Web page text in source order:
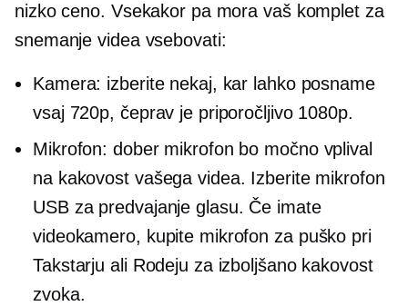
nizko ceno. Vsekakor pa mora vaš komplet za
snemanje videa vsebovati:
Kamera: izberite nekaj, kar lahko posname
vsaj 720p, čeprav je priporočljivo 1080p.
Mikrofon: dober mikrofon bo močno vplival
na kakovost vašega videa. Izberite mikrofon
USB za predvajanje glasu. Če imate
videokamero, kupite mikrofon za puško pri
Takstarju ali Rodeju za izboljšano kakovost
zvoka.